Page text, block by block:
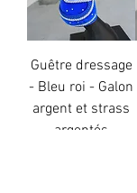
Guêtre dressage
- Bleu roi - Galon
argent et strass
argentés